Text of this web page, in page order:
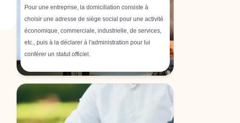
Pour une entreprise, la domiciliation consiste à
choisir une adresse de siège social pour une activité
économique, commerciale, industrielle, de services,
etc., puis à la déclarer à l'administration pour lui
conférer un statut officiel.